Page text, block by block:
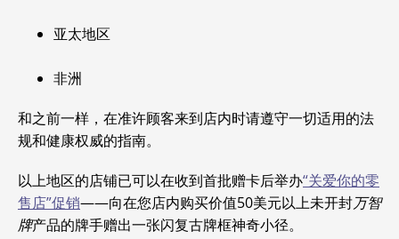
亚太地区
非洲
和之前一样，在准许顾客来到店内时请遵守一切适用的法
规和健康权威的指南。
以上地区的店铺已可以在收到首批赠卡后举办“关爱你的零
售店”促销——向在您店内购买价值50美元以上未开封万智
牌产品的牌手赠出一张闪复古牌框神奇小径。